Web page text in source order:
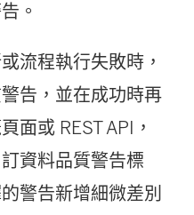
。
流程執行失敗時，
告，並在成功時再
面或 REST API，
資料品質警告標
警告新增細微差別